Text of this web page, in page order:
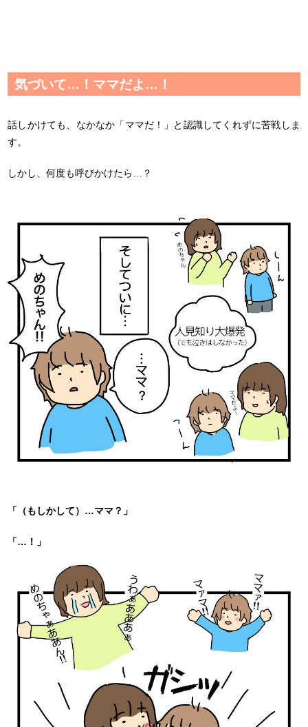
気づいて…！ママだよ…！
話しかけても、なかなか「ママだ！」と認識してくれずに苦戦しま
す。
しかし、何度も呼びかけたら…？
「（もしかして）…ママ？」
「…！」